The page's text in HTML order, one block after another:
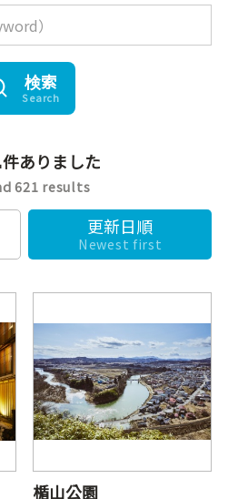
検索
Search
件ありました
621 results
更新日順
Newest first
楯山公園